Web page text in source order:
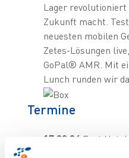
Lager
Zukunft macht.
neuesten mobilen
Zetes-Lösungen
GoPal® AMR. Mit
Lunch runden wir
Termine
17.09.24 East